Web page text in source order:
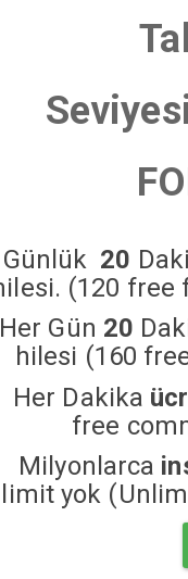
Günlük 20
(120 free
Her Gün 20
hilesi (160
Her Dakika
free
Milyonlarca
limit yok